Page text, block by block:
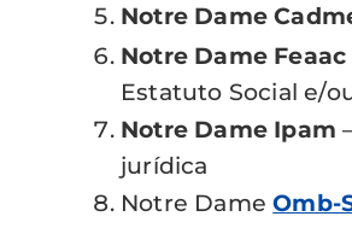
Notre Dame
Notre Dame Feaac
Estatuto Social e/
Notre Dame Ipam
jurídica
Notre DameOmb-